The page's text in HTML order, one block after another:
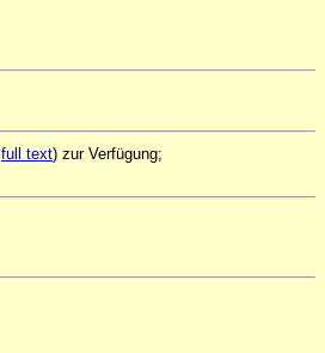
full text) zur Verfügung;